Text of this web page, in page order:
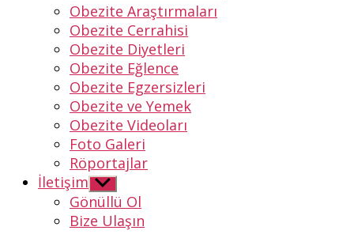
Obezite Araştırmaları
Obezite Cerrahisi
Obezite Diyetleri
Obezite Eğlence
Obezite Egzersizleri
Obezite ve Yemek
Obezite Videoları
Foto Galeri
Röportajlar
İletişim Alt
menüyü
göster
Gönüllü Ol
Bize Ulaşın